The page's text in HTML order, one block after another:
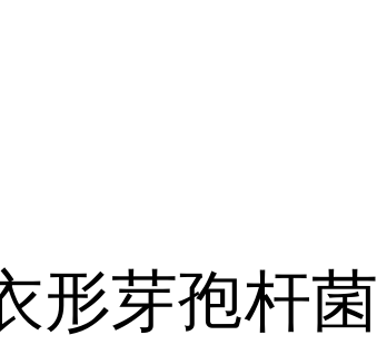
形芽孢杆菌